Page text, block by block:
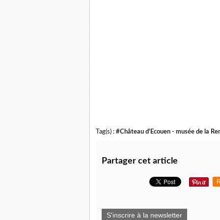
Tag(s) : #Château d'Ecouen - musée de la
Partager cet article
S'inscrire à la newsletter